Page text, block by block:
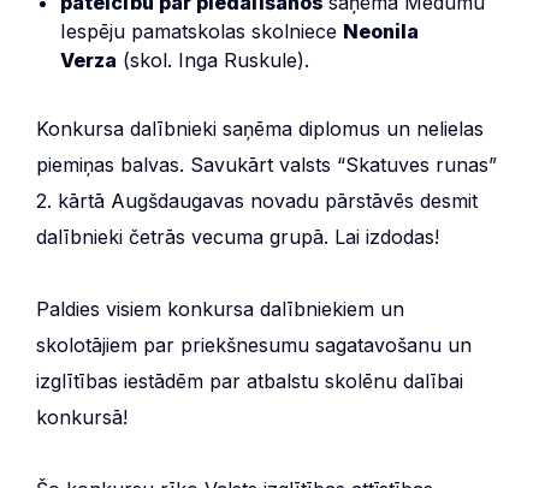
Iespēju pamatskolas skolniece Neonila
Verza (skol. Inga Ruskule).
Konkursa dalībnieki saņēma diplomus un nelielas
piemiņas balvas. Savukārt valsts “Skatuves runas”
2. kārtā Augšdaugavas novadu pārstāvēs desmit
dalībnieki četrās vecuma grupā. Lai izdodas!
Paldies visiem konkursa dalībniekiem un
skolotājiem par priekšnesumu sagatavošanu un
izglītības iestādēm par atbalstu skolēnu dalībai
konkursā!